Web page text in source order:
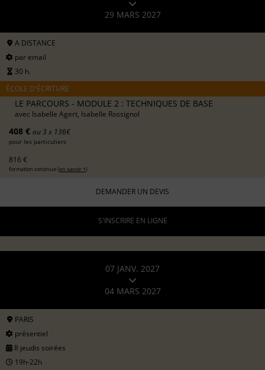
29 MARS 2027
A DISTANCE
par email
30 h.
ÉCOLE D'ÉCRITURE
LE PARCOURS - MODULE 2 : TECHNIQUES DE BASE
avec Isabelle Agert, Isabelle Rossignol
408 € ou 3 x 136€
pour les particuliers
816 €
formation continue (en savoir +)
DEMANDER UN DEVIS
S'INSCRIRE EN LIGNE
07 JANV. 2027
04 MARS 2027
PARIS
présentiel
8 jeudis soirées
19h-22h